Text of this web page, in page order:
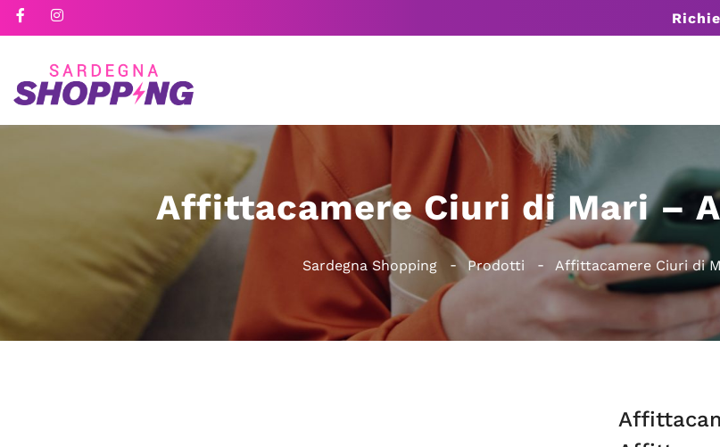
Affittacamere Ciuri di Mari –
Sardegna Shopping Prodotti Affittacamere Ciuri di